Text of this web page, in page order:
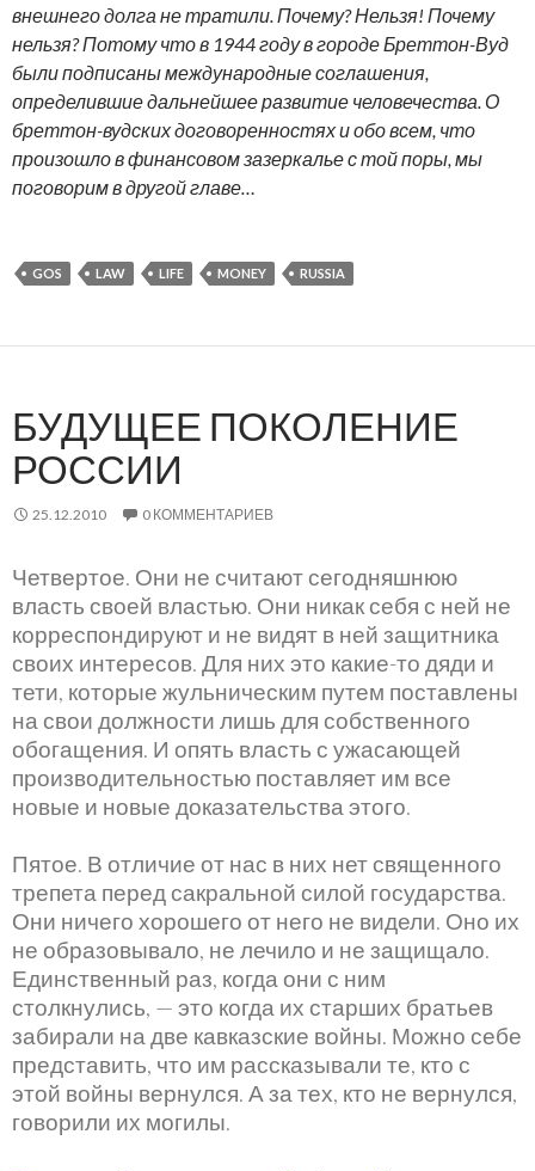
внешнего долга не тратили. Почему? Нельзя! Почему
нельзя? Потому что в 1944 году в городе Бреттон-Вуд
были подписаны международные соглашения,
определившие дальнейшее развитие человечества. О
бреттон-вудских договоренностях и обо всем, что
произошло в финансовом зазеркалье с той поры, мы
поговорим в другой главе…
GOS LAW LIFE MONEY RUSSIA
БУДУЩЕЕ ПОКОЛЕНИЕ
РОССИИ
25.12.2010 0 КОММЕНТАРИЕВ
Четвертое. Они не считают сегодняшнюю
власть своей властью. Они никак себя с ней не
корреспондируют и не видят в ней защитника
своих интересов. Для них это какие-то дяди и
тети, которые жульническим путем поставлены
на свои должности лишь для собственного
обогащения. И опять власть с ужасающей
производительностью поставляет им все
новые и новые доказательства этого.
Пятое. В отличие от нас в них нет священного
трепета перед сакральной силой государства.
Они ничего хорошего от него не видели. Оно их
не образовывало, не лечило и не защищало.
Единственный раз, когда они с ним
столкнулись, — это когда их старших братьев
забирали на две кавказские войны. Можно себе
представить, что им рассказывали те, кто с
этой войны вернулся. А за тех, кто не вернулся,
говорили их могилы.